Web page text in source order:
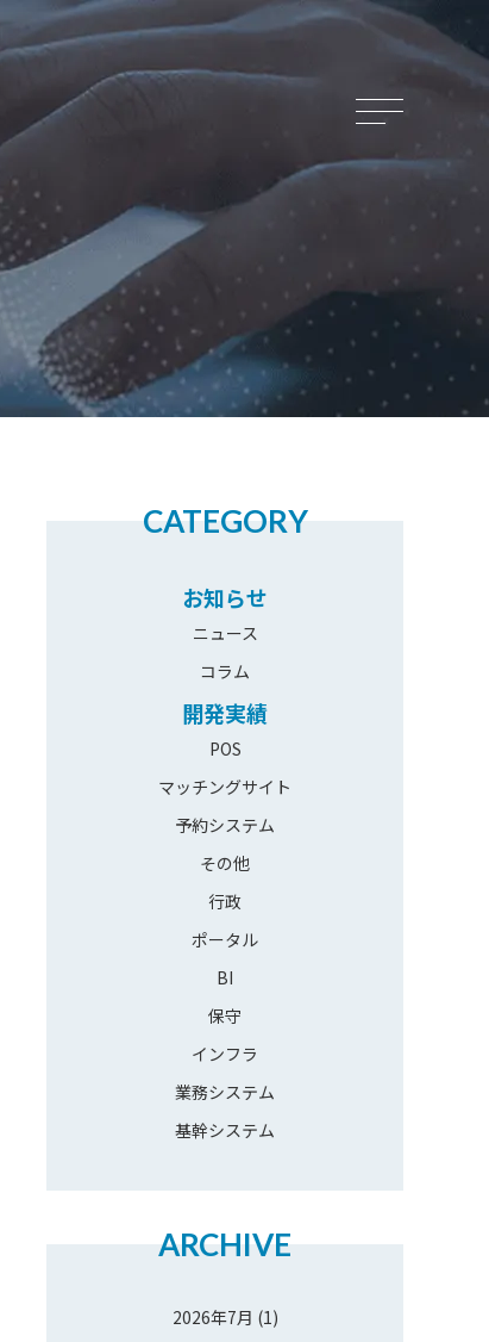
CATEGORY
お知らせ
ニュース
コラム
開発実績
POS
マッチングサイト
予約システム
その他
行政
ポータル
BI
保守
インフラ
業務システム
基幹システム
ARCHIVE
2026年7月 (1)